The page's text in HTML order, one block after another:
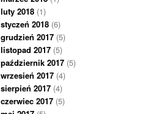
luty 2018 (1)
styczeń 2018 (6)
grudzień 2017 (5)
listopad 2017 (5)
październik 2017 (5)
wrzesień 2017 (4)
sierpień 2017 (4)
czerwiec 2017 (5)